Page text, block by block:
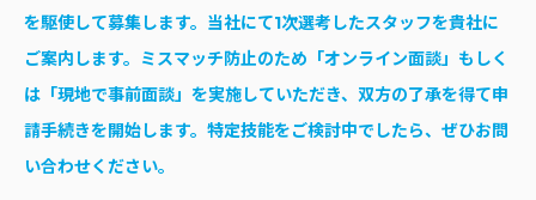
を駆使して募集します。当社にて1次選考したスタッフを貴社に
ご案内します。ミスマッチ防止のため「オンライン面談」もしく
は「現地で事前面談」を実施していただき、双方の了承を得て申
請手続きを開始します。特定技能をご検討中でしたら、ぜひお問
い合わせください。